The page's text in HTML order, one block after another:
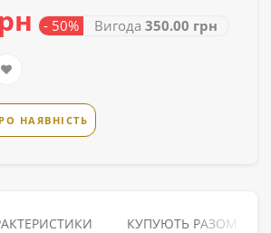
- 50% Вигода 350.00 грн
НАЯВНІСТЬ
КУПУЮТЬ РАЗОМ